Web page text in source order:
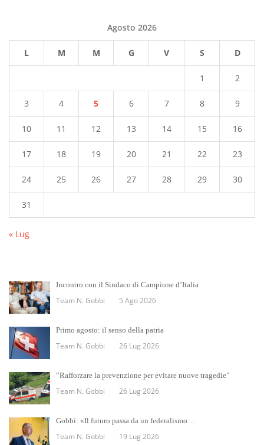
Agosto 2026
L M M G V S D
1 2
3 4 5 6 7 8 9
10 11 12 13 14 15 16
17 18 19 20 21 22 23
24 25 26 27 28 29 30
31
« Lug
Incontro con il Sindaco di Campione d’Italia
Team N. Gobbi 5 Ago 2026
Primo agosto: il senso della patria
Team N. Gobbi 26 Lug 2026
“Rafforzare la prevenzione per evitare nuove tragedie”
Team N. Gobbi 26 Lug 2026
Gobbi: «Il futuro passa da un federalismo…
Team N. Gobbi 19 Lug 2026